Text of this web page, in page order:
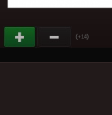
(+14)